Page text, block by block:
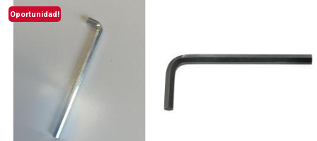
Oportunidad!